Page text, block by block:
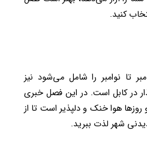
کنید.
تا نوامبر را شامل می‌شود نیز
در کابل است. در این فصل خبری
هوا خنک و دلپذیر است تا از
شهر لذت ببرید.